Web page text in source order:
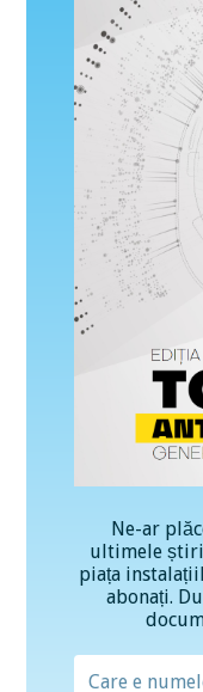
Ne-ar
ultimele
piața
abonați.